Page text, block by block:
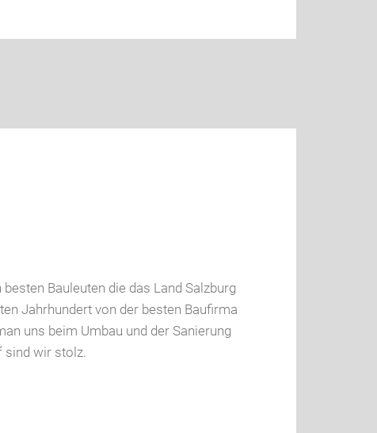
Bauleuten die das Land Salzburg
Jahrhundert von der besten Baufirma
uns beim Umbau und der Sanierung
sind wir stolz.